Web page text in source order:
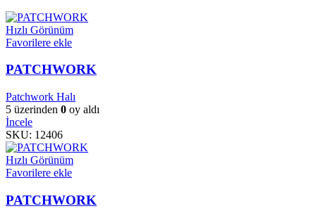
Hızlı Görünüm
Favorilere ekle
PATCHWORK
Patchwork Halı
5 üzerinden 0 oy aldı
İncele
SKU: 12406
Hızlı Görünüm
Favorilere ekle
PATCHWORK